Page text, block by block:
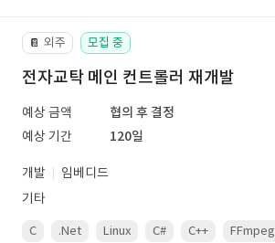
📔 외주 모집 중
전자교탁 메인 컨트롤러 재개발
예상 금액
협의 후 결정
예상 기간
120일
개발
임베디드
기타
C .Net Linux C# C++ FFmpeg